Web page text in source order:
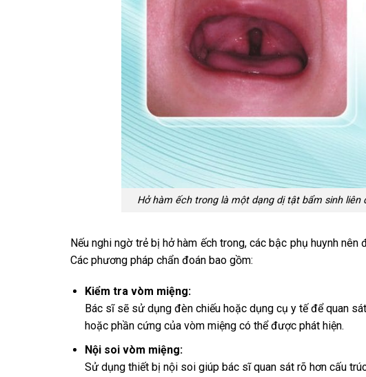
Hở hàm ếch trong là một dạng dị tật bẩm sinh
Nếu nghi ngờ trẻ bị hở hàm ếch trong, các bậc phụ huynh
Các phương pháp chẩn đoán bao gồm:
Kiểm tra vòm miệng:
Bác sĩ sẽ sử dụng đèn chiếu hoặc dụng cụ y tế để quan
hoặc phần cứng của vòm miệng có thể được phát hiện.
Nội soi vòm miệng:
Sử dụng thiết bị nội soi giúp bác sĩ quan sát rõ hơn cấu